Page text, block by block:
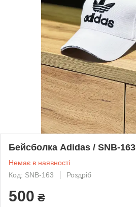
Бейсболка Adidas / SNB-163
Немає в наявності
Код: SNB-163
Роздріб
500 ₴